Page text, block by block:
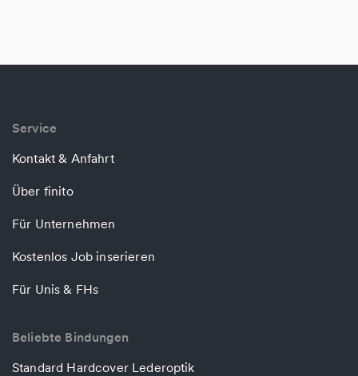
Service
Kontakt & Anfahrt
Über finito
Für Unternehmen
Kostenlos Job inserieren
Für Unis & FHs
Beliebte Bindungen
Standard Hardcover Lederoptik